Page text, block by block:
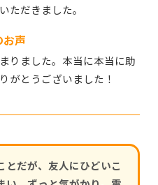
ただきました。
声
りました。本当に本当に助
がとうございました！
とだが、友人にひどいこ